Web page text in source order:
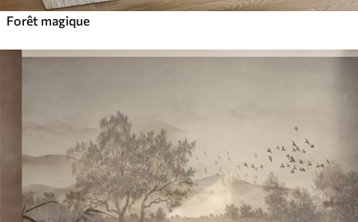
Forêt magique